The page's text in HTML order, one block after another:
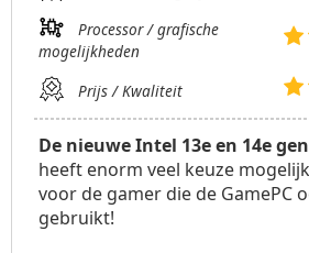
Processor / grafische
mogelijkheden
Prijs / Kwaliteit
De nieuwe Intel 13e en 14e
heeft enorm veel keuze
voor de gamer die de GamePC
gebruikt!